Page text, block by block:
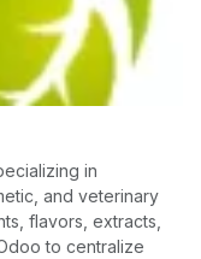
in
and veterinary
flavors, extracts,
to centralize